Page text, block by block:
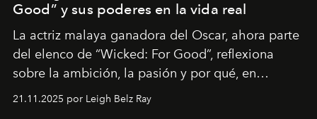
Good” y sus poderes en la vida real
La actriz malaya ganadora del Oscar, ahora parte
del elenco de “Wicked: For Good”, reflexiona
sobre la ambición, la pasión y por qué, en
ocasiones, la introspección puede esperar. “Es
21.11.2025 por Leigh Belz Ray